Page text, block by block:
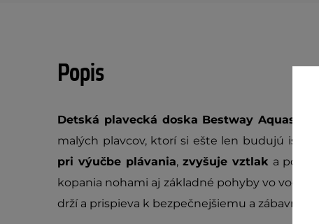
Popis
Detská plavecká doska Bestway Aquastar
malých plavcov, ktorí si ešte len budujú
pri výučbe plávania, zvyšuje vztlaka
kopania nohami aj základné pohyby vo vode.
drží a prispieva k bezpečnejšiemu a